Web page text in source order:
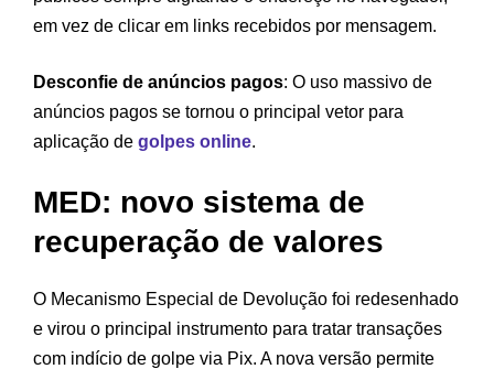
em vez de clicar em links recebidos por mensagem.
Desconfie de anúncios pagos: O uso massivo de
anúncios pagos se tornou o principal vetor para
aplicação de golpes online.
MED: novo sistema de
recuperação de valores
O Mecanismo Especial de Devolução foi redesenhado
e virou o principal instrumento para tratar transações
com indício de golpe via Pix. A nova versão permite